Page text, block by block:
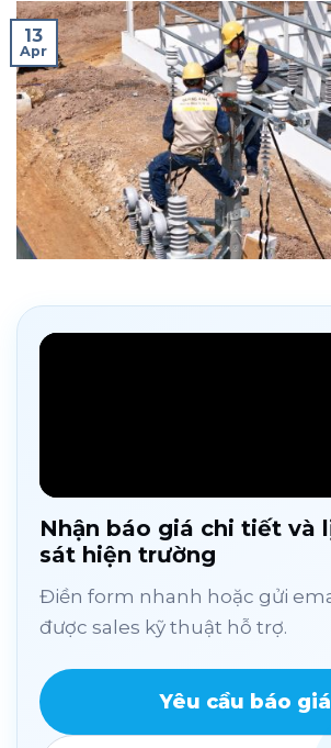
13
Apr
Nhận báo giá chi tiết và
sát hiện trường
Điền form nhanh hoặc gửi
được sales kỹ thuật hỗ trợ.
Yêu cầu báo giá